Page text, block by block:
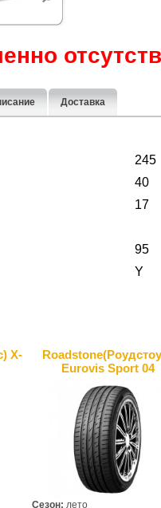
Доставка
245
40
17
95
Y
X-
Eurovis Sport 04
Сезон: лето